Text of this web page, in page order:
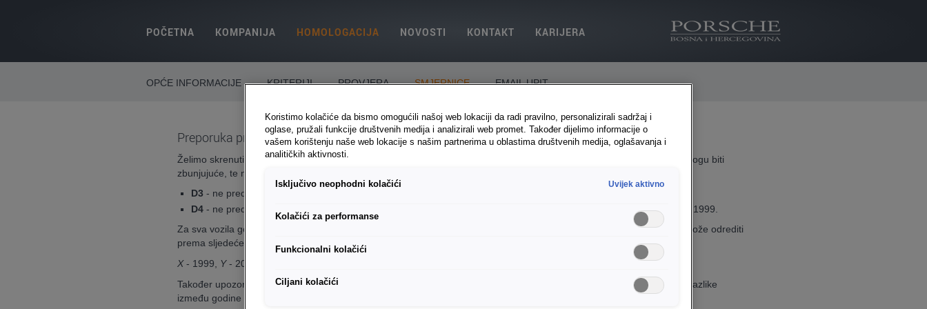
POČETNA KOMPANIJA HOMOLOGACIJA NOVOSTI KONTAKT KARIJERA
OPĆE INFORMACIJE KRITERIJI PROVJERA SMJERNICE EMAIL UPIT
Preporuka pri kupovini rabljenog vozila u inostranstvu.
Želimo skrenuti pažnju na činjenicu da oznake vrijednosti izduvnih plinova u inostranim registracijskim dokumentima mogu biti
zbunjujuće, te navesti na krive zaključke. Kao primjer navodimo neke od njih:
D3 - ne predstavlja EU3 već njemački porezni razred s obzirom na vrijednosti izduvnih plinova.
D4 - ne predstavlja EU4 već njemački porezni razred s obzirom na vrijednosti izduvnih gasova. Izmijenjeno s 31.01.1999.
Za sva vozila gore navedenih proizvođača, oznaka godine se nalazi uvijek na 10. mjestu u VIN-broju, te se precizno može odrediti
prema sljedećem obrascu:
X- 1999, Y- 2000,
Također upozoravamo da vozila ne treba kupovati prema datumu prve registracije, već isključivo prema broju šasije. Razlike
između godine proizvodnje i datuma prve registracije mogu biti značajne.
Koristimo kolačiće da bismo omogućili našoj web lokaciji da radi pravilno, personalizirali sadržaj i
oglase, pružali funkcije društvenih medija i analizirali web promet. Također dijelimo informacije o
vašem korištenju naše web lokacije s našim partnerima u oblastima društvenih medija, oglašavanja i
analitičkih aktivnosti.
Isključivo neophodni kolačići Uvijek aktivno
Kolačići za performanse
Funkcionalni kolačići
Ciljani kolačići